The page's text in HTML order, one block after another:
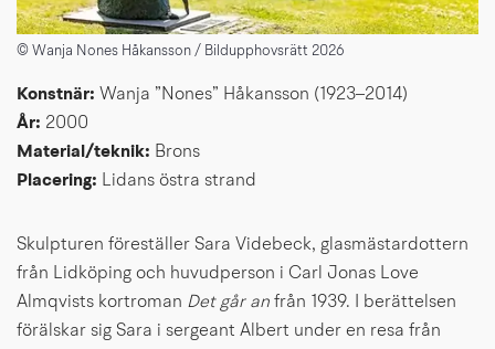
© Wanja Nones Håkansson / Bildupphovsrätt 2026
Konstnär: Wanja ”Nones” Håkansson (1923–2014)
År: 2000
Material/teknik: Brons
Placering: Lidans östra strand
Skulpturen föreställer Sara Videbeck, glasmästardottern
från Lidköping och huvudperson i Carl Jonas Love
Almqvists kortroman Det går an från 1939. I berättelsen
förälskar sig Sara i sergeant Albert under en resa från